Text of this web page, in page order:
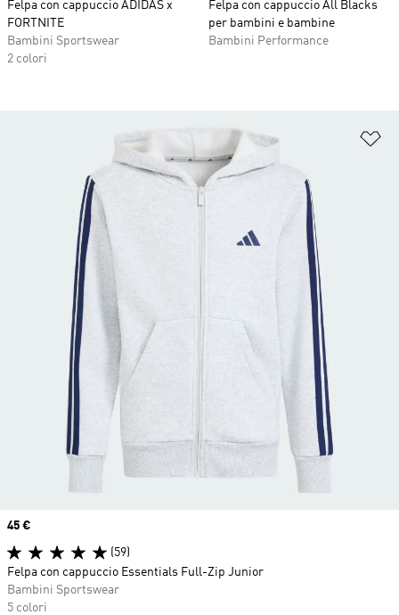
Felpa con cappuccio ADIDAS x
FORTNITE
Bambini Sportswear
2 colori
Felpa con cappuccio All Blacks
per bambini e bambine
Bambini Performance
Price
45 €
(59)
Felpa con cappuccio Essentials Full-Zip Junior
Bambini Sportswear
5 colori